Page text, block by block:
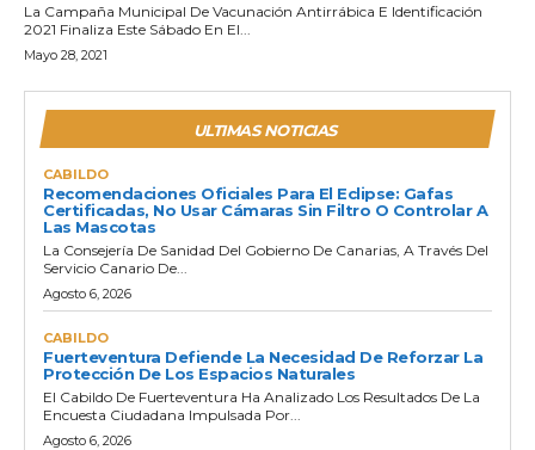
La Campaña Municipal De Vacunación Antirrábica E Identificación
2021 Finaliza Este Sábado En El...
Mayo 28, 2021
ULTIMAS NOTICIAS
CABILDO
Recomendaciones Oficiales Para El Eclipse: Gafas
Certificadas, No Usar Cámaras Sin Filtro O Controlar A
Las Mascotas
La Consejería De Sanidad Del Gobierno De Canarias, A Través Del
Servicio Canario De...
Agosto 6, 2026
CABILDO
Fuerteventura Defiende La Necesidad De Reforzar La
Protección De Los Espacios Naturales
El Cabildo De Fuerteventura Ha Analizado Los Resultados De La
Encuesta Ciudadana Impulsada Por...
Agosto 6, 2026